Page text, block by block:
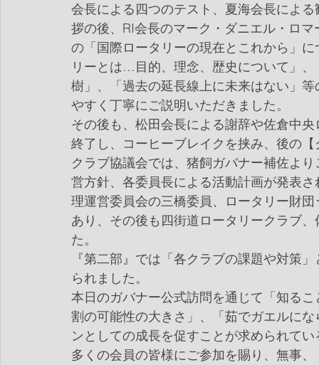
会長による四つのテスト、夏海会長によ
拶の後、RI会長のマーク・ダニエル・ロ
の「国際ロータリーの現在とこれから」
リーとは…目的、理念、歴史について」
樹」、「過去の延長線上に未来はない」
やすく丁寧にご説明いただきました。
その後も、松田会長による謝辞や佐倉中
終了し、コーヒーブレイクを挟み、後の
クラブ協議会では、猪飼ガバナー補佐よ
営方針、各委員長による活動計画が発表
理運営委員会の三橋委員、ロータリー財
あり、その後も四街道ロータリークラブ
た。
『第二部』では「各クラブの課題や対策
られました。
本日のガバナー公式訪問を通じて「知る
割の可能性の大きさ」、「茹でガエルに
ンとしての成長を促すことが求められて
多くの会員の皆様にご参加を賜り、無事